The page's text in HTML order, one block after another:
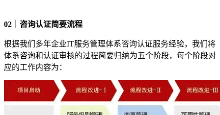
02 ｜咨询认证简要流程
根据我们多年企业IT服务管理体系咨询认证服务经验，我们将
体系咨询和认证审核的过程简要归纳为五个阶段，每个阶段对
应的工作内容为：